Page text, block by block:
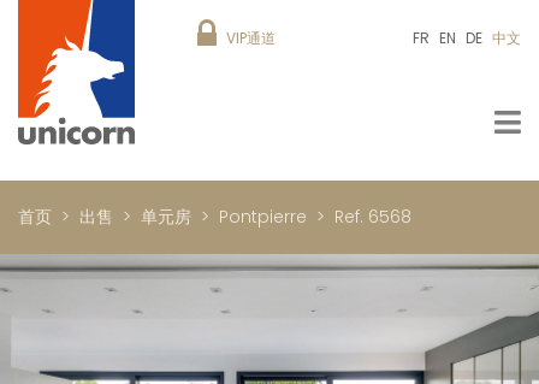
VIP通道 FR EN DE 中文
首页 出售 单元房 Pontpierre Ref. 6568